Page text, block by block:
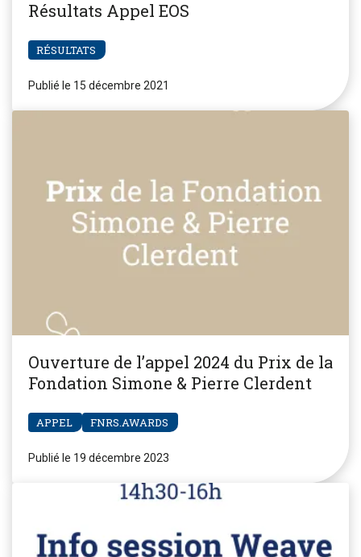
Résultats Appel EOS
RÉSULTATS
Publié le 15 décembre 2021
Ouverture de l’appel 2024 du Prix de la
Fondation Simone & Pierre Clerdent
APPEL FNRS.AWARDS
Publié le 19 décembre 2023